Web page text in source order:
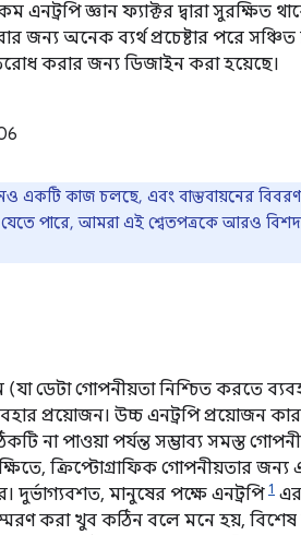
জ্ঞান ফ্যাক্টর দ্বারা সুরক্ষিত
জন্য অনেক ব্যর্থ প্রচেষ্টার পরে
করার জন্য ডিজাইন করা হয়েছে।
একটি কাজ চলছে, এবং বাস্তবায়নের
পারে, আমরা এই শ্বেতপত্রকে আরও
ডেটা গোপনীয়তা নিশ্চিত করতে
প্রয়োজন। উচ্চ এনট্রপি প্রয়োজন
না পাওয়া পর্যন্ত সম্ভাব্য সমস্ত
ক্রিপ্টোগ্রাফিক গোপনীয়তার
দুর্ভাগ্যবশত, মানুষের পক্ষে এনট্রপি1
স্মরণ করা খুব কঠিন বলে মনে হয়,